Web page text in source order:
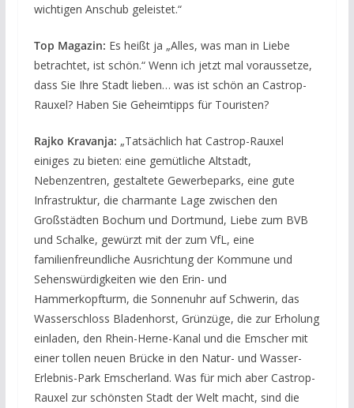
wichtigen Anschub geleistet.“
Top Magazin: Es heißt ja „Alles, was man in Liebe
betrachtet, ist schön.“ Wenn ich jetzt mal voraussetze,
dass Sie Ihre Stadt lieben… was ist schön an Castrop-
Rauxel? Haben Sie Geheimtipps für Touristen?
Rajko Kravanja: „Tatsächlich hat Castrop-Rauxel
einiges zu bieten: eine gemütliche Altstadt,
Nebenzentren, gestaltete Gewerbeparks, eine gute
Infrastruktur, die charmante Lage zwischen den
Großstädten Bochum und Dortmund, Liebe zum BVB
und Schalke, gewürzt mit der zum VfL, eine
familienfreundliche Ausrichtung der Kommune und
Sehenswürdigkeiten wie den Erin- und
Hammerkopfturm, die Sonnenuhr auf Schwerin, das
Wasserschloss Bladenhorst, Grünzüge, die zur Erholung
einladen, den Rhein-Herne-Kanal und die Emscher mit
einer tollen neuen Brücke in den Natur- und Wasser-
Erlebnis-Park Emscherland. Was für mich aber Castrop-
Rauxel zur schönsten Stadt der Welt macht, sind die